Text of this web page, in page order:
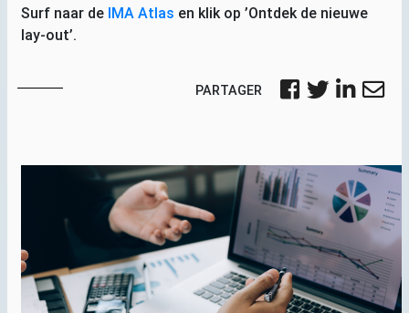
Surf naar de IMA Atlas en klik op ’Ontdek de nieuwe
lay-out’.
PARTAGER